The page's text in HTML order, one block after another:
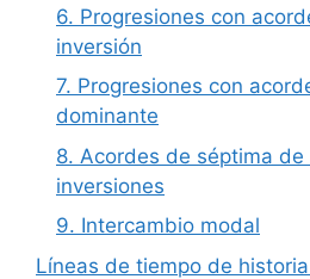
6. Progresiones con
inversión
7. Progresiones con
dominante
8. Acordes de séptima
inversiones
9. Intercambio modal
Líneas de tiempo de